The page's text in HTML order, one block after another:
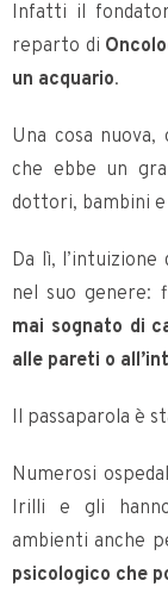
Infatti il
reparto di
un acquario.
Una cosa
che ebbe un
dottori, bambini
Da lì,
nel suo genere:
mai sognato di
alle pareti o
Il passaparola è
Numerosi
Irilli e gli
ambienti anche
psicologico che